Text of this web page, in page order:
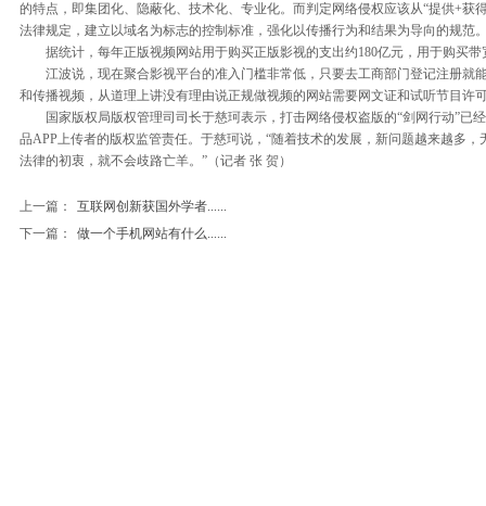
的特点，即集团化、隐蔽化、技术化、专业化。而判定网络侵权应该从“提供+
法律规定，建立以域名为标志的控制标准，强化以传播行为和结果为导向的规范
据统计，每年正版视频网站用于购买正版影视的支出约180亿元，用于购买带
江波说，现在聚合影视平台的准入门槛非常低，只要去工商部门登记注册就
和传播视频，从道理上讲没有理由说正规做视频的网站需要网文证和试听节目
国家版权局版权管理司司长于慈珂表示，打击网络侵权盗版的“剑网行动”已
品APP上传者的版权监管责任。于慈珂说，“随着技术的发展，新问题越来越多
法律的初衷，就不会歧路亡羊。”（记者 张 贺）
上一篇：
互联网创新获国外学者......
下一篇：
做一个手机网站有什么......